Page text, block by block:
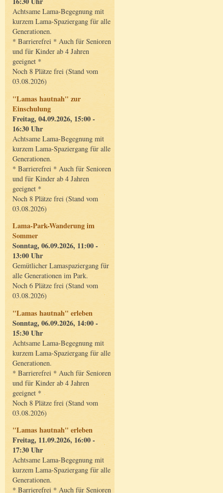
Achtsame Lama-Begegnung mit
kurzem Lama-Spaziergang für alle
Generationen.
* Barrierefrei * Auch für Senioren
und für Kinder ab 4 Jahren
geeignet *
Noch 8 Plätze frei (Stand vom
03.08.2026)
"Lamas hautnah" zur
Einschulung
Freitag, 04.09.2026, 15:00 -
16:30 Uhr
Achtsame Lama-Begegnung mit
kurzem Lama-Spaziergang für alle
Generationen.
* Barrierefrei * Auch für Senioren
und für Kinder ab 4 Jahren
geeignet *
Noch 8 Plätze frei (Stand vom
03.08.2026)
Lama-Park-Wanderung im
Sommer
Sonntag, 06.09.2026, 11:00 -
13:00 Uhr
Gemütlicher Lamaspaziergang für
alle Generationen im Park.
Noch 6 Plätze frei (Stand vom
03.08.2026)
"Lamas hautnah" erleben
Sonntag, 06.09.2026, 14:00 -
15:30 Uhr
Achtsame Lama-Begegnung mit
kurzem Lama-Spaziergang für alle
Generationen.
* Barrierefrei * Auch für Senioren
und für Kinder ab 4 Jahren
geeignet *
Noch 8 Plätze frei (Stand vom
03.08.2026)
"Lamas hautnah" erleben
Freitag, 11.09.2026, 16:00 -
17:30 Uhr
Achtsame Lama-Begegnung mit
kurzem Lama-Spaziergang für alle
Generationen.
* Barrierefrei * Auch für Senioren